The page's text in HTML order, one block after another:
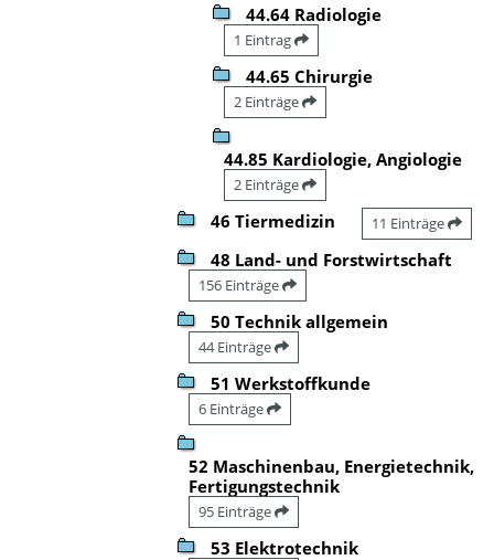
44.64 Radiologie
1 Eintrag
44.65 Chirurgie
2 Einträge
44.85 Kardiologie, Angiologie
2 Einträge
46 Tiermedizin 11 Einträge
48 Land- und Forstwirtschaft
156 Einträge
50 Technik allgemein
44 Einträge
51 Werkstoffkunde
6 Einträge
52 Maschinenbau, Energietechnik,
Fertigungstechnik
95 Einträge
53 Elektrotechnik